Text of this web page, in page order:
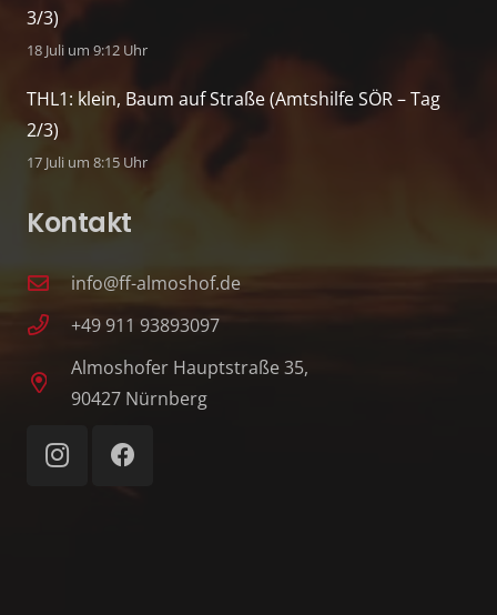
3/3)
18 Juli um 9:12 Uhr
THL1: klein, Baum auf Straße (Amtshilfe SÖR – Tag
2/3)
17 Juli um 8:15 Uhr
Kontakt
info@ff-almoshof.de
+49 911 93893097
Almoshofer Hauptstraße 35,
90427 Nürnberg